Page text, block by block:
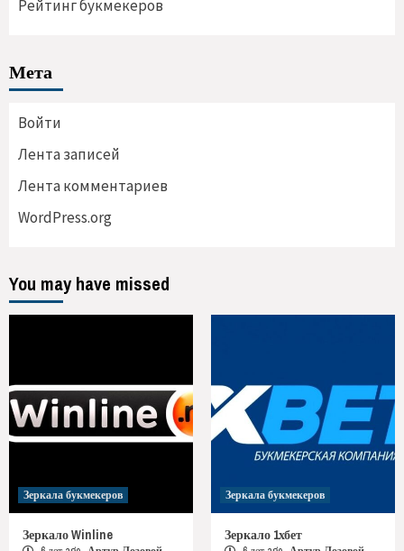
Рейтинг букмекеров
Мета
Войти
Лента записей
Лента комментариев
WordPress.org
You may have missed
Зеркала букмекеров
Зеркало Winline
Зеркала букмекеров
Зеркало 1хбет